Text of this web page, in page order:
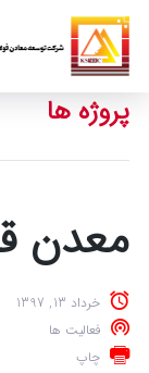
پروژه ها
معدن
خرداد 13, 1397
فعالیت ها
چاپ